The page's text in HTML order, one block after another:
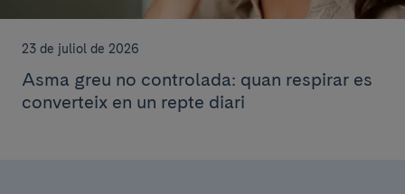
23 de juliol de 2026
Asma greu no controlada: quan respirar es
converteix en un repte diari